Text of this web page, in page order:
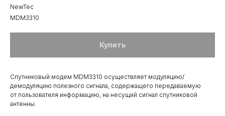
NewTec
MDM3310
Купить
Спутниковый модем MDM3310 осуществляет модуляцию/
демодуляцию полезного сигнала, содержащего передаваемую
от пользователя информацию, на несущий сигнал спутниковой
антенны.